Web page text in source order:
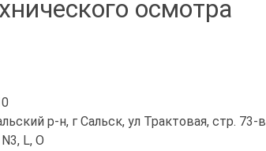
осмотра
р-н, г Сальск, ул Трактовая, стр. 73-в
L, O